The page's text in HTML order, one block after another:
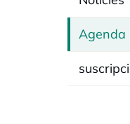
Agenda